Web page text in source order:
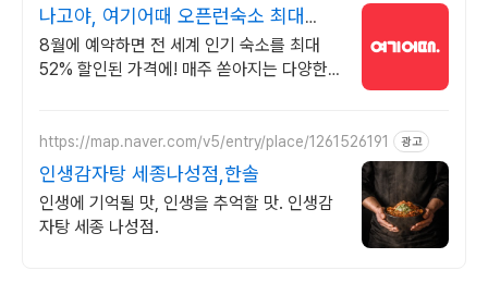
나고야, 여기어때 오픈런숙소 최대
81% 할인
8월에 예약하면 전 세계 인기 숙소를 최대
52% 할인된 가격에! 매주 쏟아지는 다양한
https://map.naver.com/v5/entry/place/1261526191 광고
인생감자탕 세종나성점,한솔
인생에 기억될 맛, 인생을 추억할 맛. 인생감
자탕 세종 나성점.